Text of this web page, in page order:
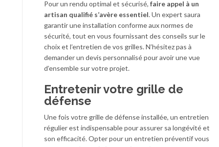
Pour un rendu optimal et sécurisé, faire appel à un
artisan qualifié s’avère essentiel. Un expert saura
garantir une installation conforme aux normes de
sécurité, tout en vous fournissant des conseils sur le
choix et l’entretien de vos grilles. N’hésitez pas à
demander un devis personnalisé pour avoir une vue
d’ensemble sur votre projet.
Entretenir votre grille de
défense
Une fois votre grille de défense installée, un entretien
régulier est indispensable pour assurer sa longévité et
son efficacité. Opter pour un entretien préventif vous